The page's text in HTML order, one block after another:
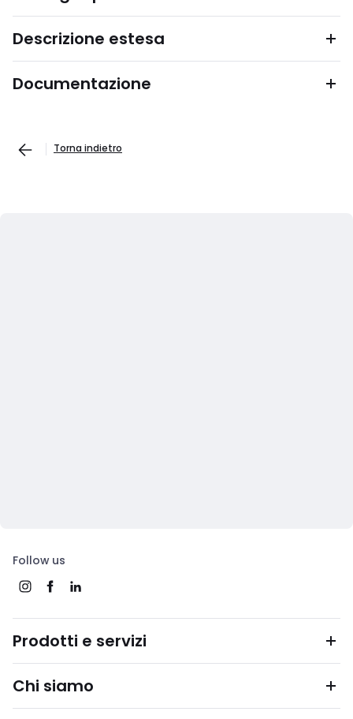
Descrizione estesa
Documentazione
Torna indietro
Follow us
Prodotti e servizi
Chi siamo